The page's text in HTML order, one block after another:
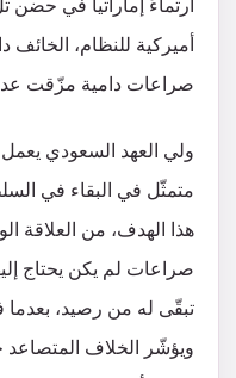
ارتماءً إماراتياً في حضن
أميركية للنظام، الخائف
صراعات دامية مزّقت
ولي العهد السعودي
متمثّل في البقاء في
هذا الهدف، من العلاقة
صراعات لم يكن يحتاج
تبقّى له من رصيد، بعدما
ويؤشّر الخلاف المتصاعد